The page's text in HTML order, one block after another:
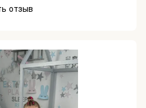
отзыв